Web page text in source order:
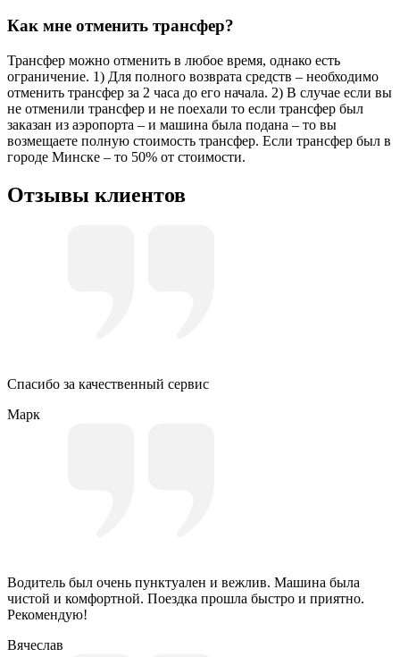
Как мне отменить трансфер?
Трансфер можно отменить в любое время, однако есть
ограничение. 1) Для полного возврата средств – необходимо
отменить трансфер за 2 часа до его начала. 2) В случае если вы
не отменили трансфер и не поехали то если трансфер был
заказан из аэропорта – и машина была подана – то вы
возмещаете полную стоимость трансфер. Если трансфер был в
городе Минске – то 50% от стоимости.
Отзывы клиентов
Спасибо за качественный сервис
Марк
Водитель был очень пунктуален и вежлив. Машина была
чистой и комфортной. Поездка прошла быстро и приятно.
Рекомендую!
Вячеслав